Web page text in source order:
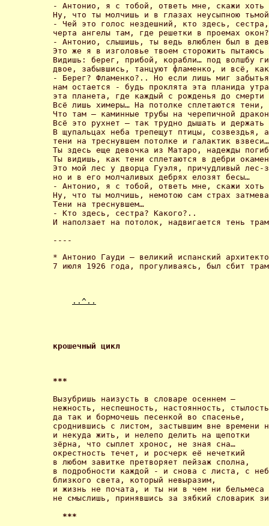
- Антонио, я с тобой, ответь мне, скажи хоть
Ну, что ты молчишь и в глазах неусыпною
- Чей это голос нездешний, кто здесь,
черта ангелы там, где решетки в проемах
- Антонио, слышишь, ты ведь влюблен был в
Это же я в изголовье твоем сторожить
Видишь: берег, прибой, корабли… под волшбу
двое, забывшись, танцуют фламенко, и всё,
- Берег? Фламенко?.. Но если лишь миг
нам остается - будь проклята эта планида
эта планета, где каждый с рожденья до
Всё лишь химеры… На потолке сплетаются
Что там – каминные трубы на черепичной
Всё это рухнет – так трудно дышать и держать
В щупальцах неба трепещут птицы,
тени на треснувшем потолке и галактик
Ты здесь еще девочка из Матаро, надежды
Ты видишь, как тени сплетаются в дебри
Это мой лес у дворца Гуэля, причудливый
но и в его молчаливых дебрях елозят бесы…
- Антонио, я с тобой, ответь мне, скажи хоть
Ну, что ты молчишь, немотою сам страх
Тени на треснувшем…
- Кто здесь, сестра? Какого?..
И наползает на потолок, надвигается тень
* Антонио Гауди – великий испанский
7 июля 1926 года, прогуливаясь, был сбит
..^..
крошечный цикл
***
Вызубришь наизусть в словаре осеннем –
нежность, неспешность, настоянность,
да так и бормочешь песенкой во спасенье,
сроднившись с листом, застывшим вне
и некуда жить, и нелепо делить на щепотки
зёрна, что сыплет хронос, не зная сна…
окрестность течет, и росчерк её нечеткий
в любом завитке претворяет пейзаж сполна,
в подробности каждой - и снова с листа, с
близкого света, который невыразим,
и жизнь не почата, и ты ни в чем ни бельмеса
не смыслишь, принявшись за зябкий словарик
***